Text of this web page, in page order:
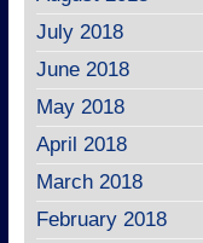
July 2018
June 2018
May 2018
April 2018
March 2018
February 2018